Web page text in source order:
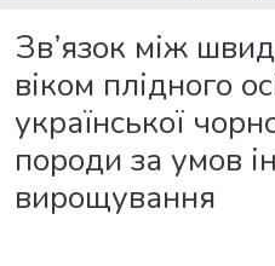
Зв’язок між
віком плідного
української
породи за умов
вирощування